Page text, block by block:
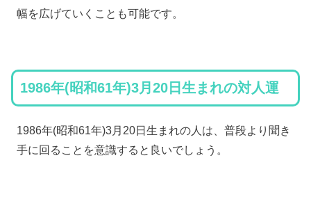
幅を広げていくことも可能です。
1986年(昭和61年)3月20日生まれの対人運
1986年(昭和61年)3月20日生まれの人は、普段より聞き
手に回ることを意識すると良いでしょう。